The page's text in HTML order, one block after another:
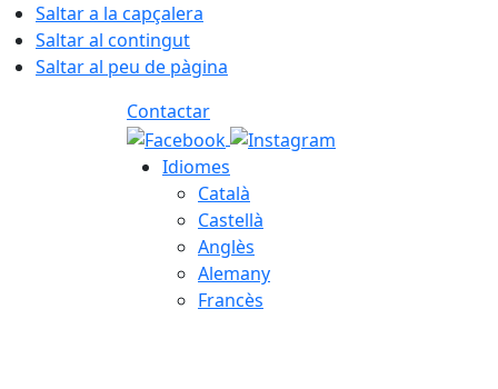
Saltar a la capçalera
Saltar al contingut
Saltar al peu de pàgina
Contactar
Idiomes
Català
Castellà
Anglès
Alemany
Francès